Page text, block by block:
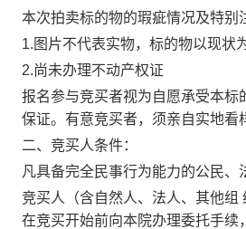
本次拍卖标的物的瑕疵情况及特别
1. 图片不代表实物，标的物以现状
2.尚未办理不动产权证
报名参与竞买者视为自愿承受本
保证。有意竞买者，须亲自实地
二、竞买人条件：
凡具备完全民事行为能力的公民
竞买人（含自然人、法人、其他组
在竞买开始前向本院办理委托手